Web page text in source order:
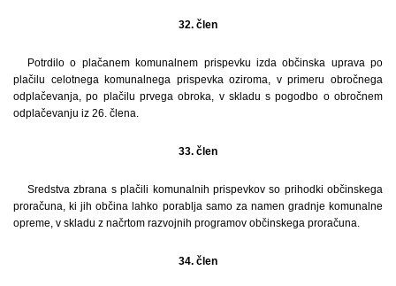
32. člen
Potrdilo o plačanem komunalnem prispevku izda občinska uprava po
plačilu celotnega komunalnega prispevka oziroma, v primeru obročnega
odplačevanja, po plačilu prvega obroka, v skladu s pogodbo o obročnem
odplačevanju iz 26. člena.
33. člen
Sredstva zbrana s plačili komunalnih prispevkov so prihodki občinskega
proračuna, ki jih občina lahko porablja samo za namen gradnje komunalne
opreme, v skladu z načrtom razvojnih programov občinskega proračuna.
34. člen